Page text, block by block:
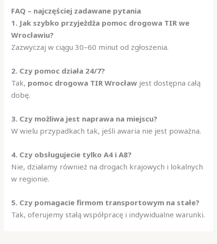
FAQ – najczęściej zadawane pytania
1. Jak szybko przyjeżdża pomoc drogowa TIR we
Wrocławiu?
Zazwyczaj w ciągu 30–60 minut od zgłoszenia.
2. Czy pomoc działa 24/7?
Tak, pomoc drogowa TIR Wrocław jest dostępna całą
dobę.
3. Czy możliwa jest naprawa na miejscu?
W wielu przypadkach tak, jeśli awaria nie jest poważna.
4. Czy obsługujecie tylko A4 i A8?
Nie, działamy również na drogach krajowych i lokalnych
w regionie.
5. Czy pomagacie firmom transportowym na stałe?
Tak, oferujemy stałą współpracę i indywidualne warunki.